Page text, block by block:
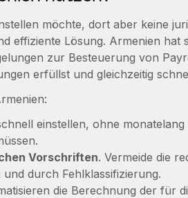
möchte, dort aber keine
effiziente Lösung. Armenien hat
zur Besteuerung von
erfüllst und gleichzeitig
einstellen, ohne
Vorschriften. Vermeide die
durch Fehlklassifizierung.
die Berechnung der für